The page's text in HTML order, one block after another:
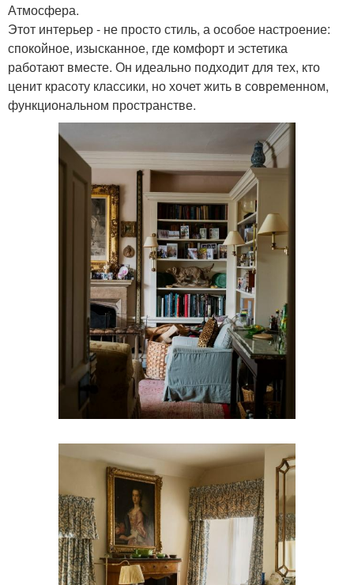
Атмосфера.
Этот интерьер - не просто стиль, а особое настроение:
спокойное, изысканное, где комфорт и эстетика
работают вместе. Он идеально подходит для тех, кто
ценит красоту классики, но хочет жить в современном,
функциональном пространстве.